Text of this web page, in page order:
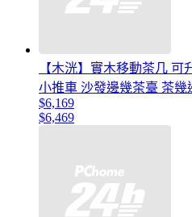
【木洸】實木移動茶几
小推車 沙發邊幾茶臺 茶幾
$6,169
$6,469